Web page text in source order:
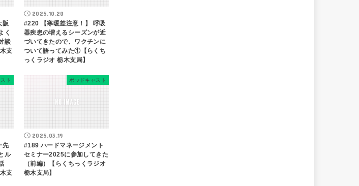
阪
く
談
支
2025.10.20
#220 【寒暖差注意！】 呼吸
器疾患の増えるシーズンが近
づいてきたので、ワクチンに
ついて語ってみた①【らくち
っくラジオ 栃木支局】
ト
先
ル
支
ポッドキャスト
2025.03.19
#189 ハードマネージメント
セミナー2025に参加してきた
（前編）【らくちっくラジオ
栃木支局】